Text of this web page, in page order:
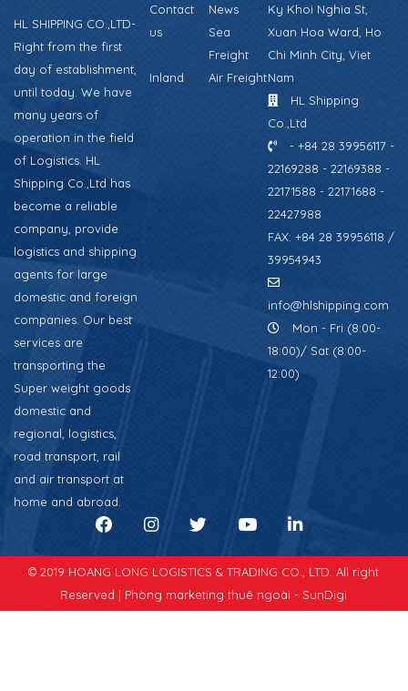
HL SHIPPING CO.,LTD-
Right from the first
day of establishment,
until today. We have
many years of
operation in the field
of Logistics. HL
Shipping Co.,Ltd has
become a reliable
company, provide
logistics and shipping
agents for large
domestic and foreign
companies. Our best
services are
transporting the
Super weight goods
domestic and
regional, logistics,
road transport, rail
and air transport at
home and abroad.
Contact
us
News
Sea
Freight
Inland
Air Freight
Ky Khoi Nghia St,
Xuan Hoa Ward, Ho
Chi Minh City, Viet
Nam
HL Shipping
Co.,Ltd
- +84 28 39956117 -
22169288 - 22169388 -
22171588 - 22171688 -
22427988
FAX: +84 28 39956118 /
39954943
info@hlshipping.com
Mon - Fri (8:00-
18:00)/ Sat (8:00-
12:00)
© 2019 HOANG LONG LOGISTICS & TRADING CO., LTD. All right
Reserved | Phòng marketing thuê ngoài - SunDigi